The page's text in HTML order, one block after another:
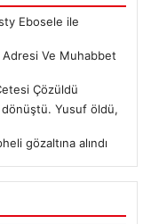
Ebosele ile
Ve Muhabbet
Çözüldü
dönüştü. Yusuf öldü,
gözaltına alındı